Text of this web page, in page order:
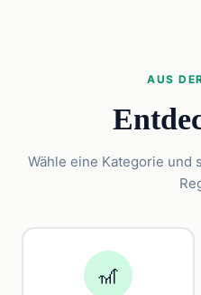
AUS
Wähle eine Kategorie und
🎢